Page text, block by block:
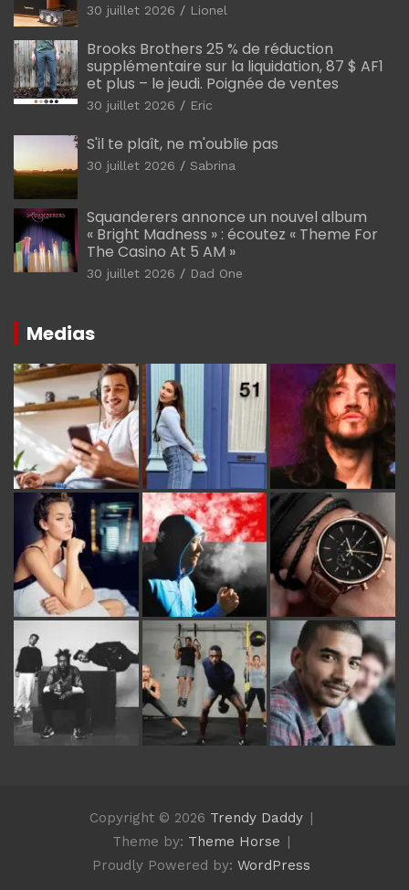
30 juillet 2026 Lionel
Brooks Brothers 25 % de réduction
supplémentaire sur la liquidation, 87 $ AF1
et plus – le jeudi. Poignée de ventes
30 juillet 2026 Eric
S'il te plaît, ne m'oublie pas
30 juillet 2026 Sabrina
Squanderers annonce un nouvel album
« Bright Madness » : écoutez « Theme For
The Casino At 5 AM »
30 juillet 2026 Dad One
Medias
Copyright © 2026 Trendy Daddy
Theme by: Theme Horse
Proudly Powered by: WordPress